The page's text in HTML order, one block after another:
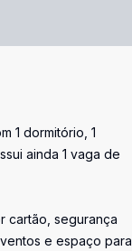
1 dormitório, 1
ainda 1 vaga de
cartão, segurança
e espaço para